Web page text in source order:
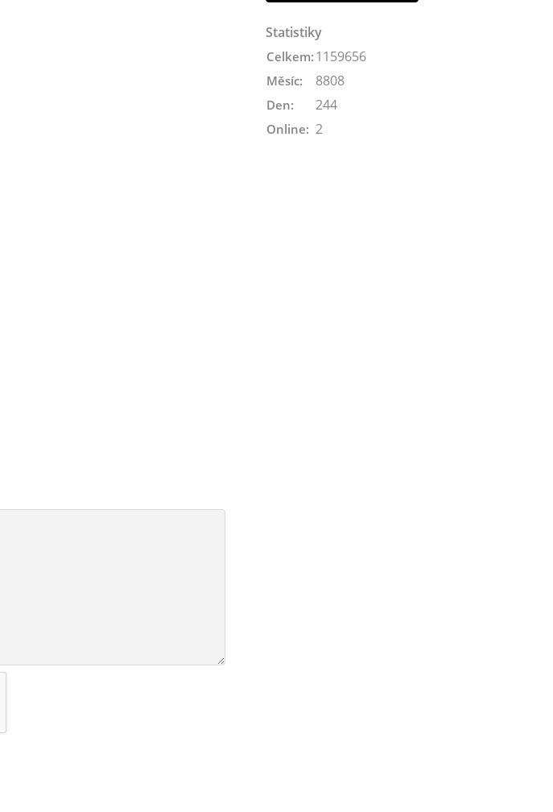
Statistiky
Online: 2
Celkem: 1159656
Měsíc: 8808
Den: 244